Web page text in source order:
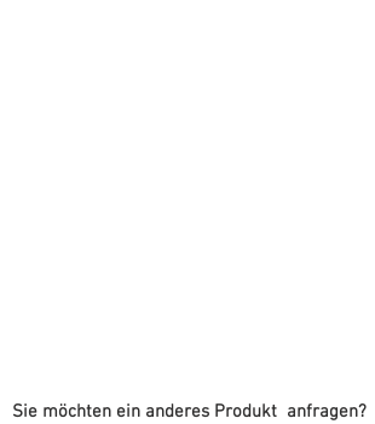
Sie möchten ein anderes Produkt anfragen?